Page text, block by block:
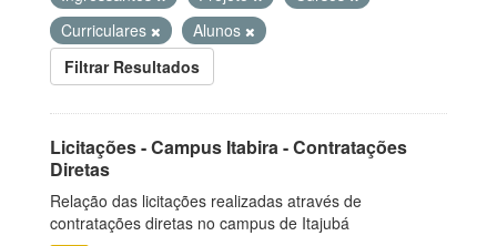
Curriculares
Alunos
Filtrar Resultados
Licitações - Campus Itabira - Contratações
Diretas
Relação das licitações realizadas através de
contratações diretas no campus de Itajubá